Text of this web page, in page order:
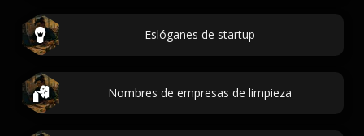
Eslóganes de startup
Nombres de empresas de limpieza